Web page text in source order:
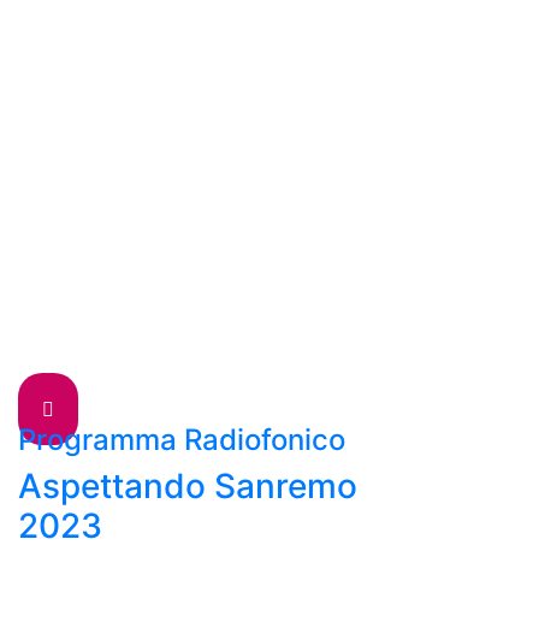
Programma Radiofonico
Aspettando Sanremo
2023